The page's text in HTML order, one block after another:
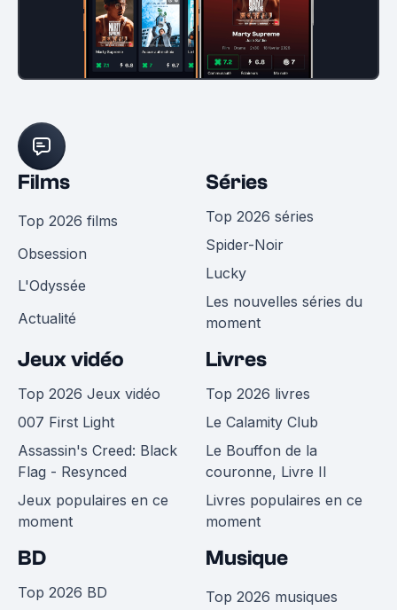
Films
Top 2026 films
Obsession
L'Odyssée
Actualité
Séries
Top 2026 séries
Spider-Noir
Lucky
Les nouvelles séries du
moment
Jeux vidéo
Top 2026 Jeux vidéo
007 First Light
Assassin's Creed: Black
Flag - Resynced
Jeux populaires en ce
moment
Livres
Top 2026 livres
Le Calamity Club
Le Bouffon de la
couronne, Livre II
Livres populaires en ce
moment
BD
Top 2026 BD
Musique
Top 2026 musiques